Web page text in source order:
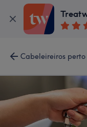
Cabeleireiros perto